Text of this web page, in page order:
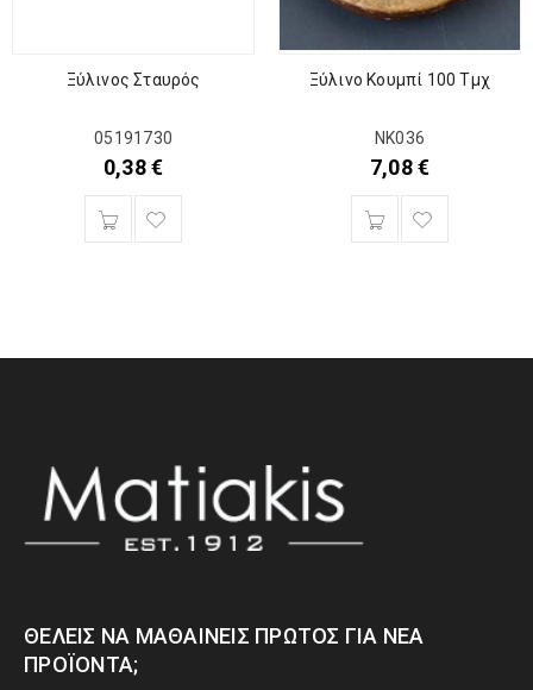
Ξύλινος Σταυρός
05191730
0,38€
Ξύλινο Κουμπί 100 Τμχ
NK036
7,08€
ΘΈΛΕΙΣ ΝΑ ΜΑΘΑΊΝΕΙΣ ΠΡΏΤΟΣ ΓΙΑ ΝΈΑ
ΠΡΟΪΌΝΤΑ;